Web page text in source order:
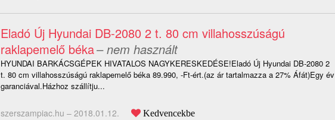
Eladó Új Hyundai DB-2080 2 t. 80 cm villahosszúságú
raklapemelő béka– nem használt
HYUNDAI BARKÁCSGÉPEK HIVATALOS NAGYKERESKEDÉSE!Eladó Új Hyundai DB-2080 2
t. 80 cm villahosszúságú raklapemelő béka 89.990, -Ft-ért.(az ár tartalmazza a 27% Áfát)Egy év
garanciával.Házhoz szállítju...
szerszampiac.hu – 2018.01.12. Kedvencekbe